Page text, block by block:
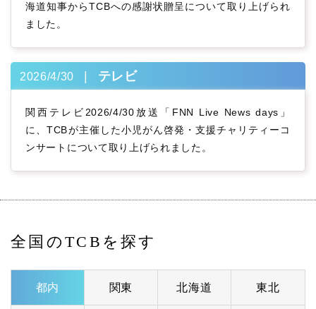
海道知事からTCBへの感謝状贈呈について取り上げられ
ました。
2026/4/30 テレビ
関西テレビ2026/4/30放送「FNN Live News days」
に、TCBが主催した小児がん啓発・支援チャリティーコ
ンサートについて取り上げられました。
全国のTCBを探す
都内 関東 北海道 東北